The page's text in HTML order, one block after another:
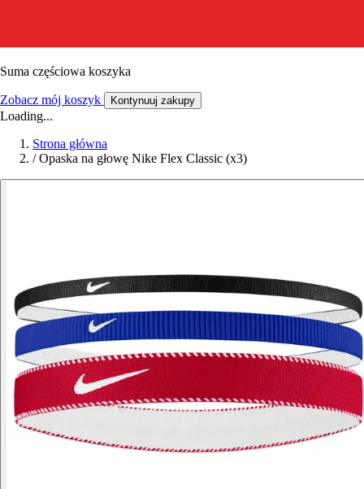
Suma częściowa koszyka
Zobacz mój koszyk Kontynuuj zakupy
Loading...
Strona główna
/ Opaska na głowę Nike Flex Classic (x3)